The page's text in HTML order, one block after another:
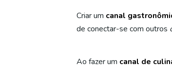
Criar um canal
de conectar-se com outros
Ao fazer um canal de